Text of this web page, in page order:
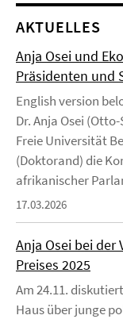
AKTUELLES
Anja Osei und
Präsidenten und
English version
Dr. Anja Osei
Freie Universität
(Doktorand) die
afrikanischer
17.03.2026
Anja Osei bei der
Preises 2025
Am 24.11.
Haus über junge